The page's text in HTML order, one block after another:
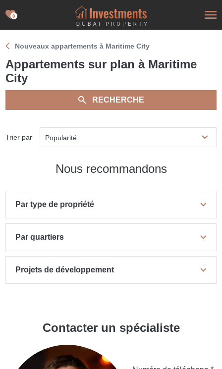
0
Nouveaux appartements à Maritime City
Appartements sur plan à Maritime
City
RECHERCHE
Trier par Popularité
Nous recommandons
Par type de propriété
Par quartiers
Projets de développement
Contacter un spécialiste